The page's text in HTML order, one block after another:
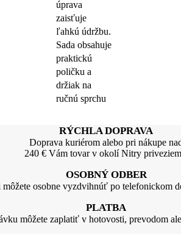
úprava
zaisťuje
ľahkú údržbu.
Sada obsahuje
praktickú
poličku a
držiak na
ručnú sprchu
RÝCHLA DOPRAVA
Doprava kuriérom alebo pri nákupe
240 € Vám tovar v okolí Nitry
OSOBNÝ ODBER
môžete osobne vyzdvihnúť po telefonickom
PLATBA
môžete zaplatiť v hotovosti, prevodom